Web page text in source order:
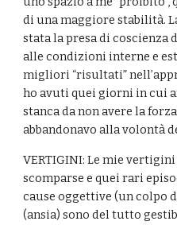
di una maggiore stabilità.
stata la presa di coscienza
alle condizioni interne e
migliori “risultati”
ho avuti quei giorni in cui
stanca da non avere la
abbandonavo alla volontà
VERTIGINI: Le mie
scomparse e quei rari
cause oggettive (un colpo
(ansia) sono del tutto